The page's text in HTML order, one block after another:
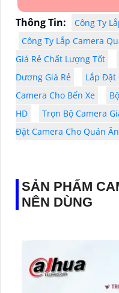
Thông Tin:
Công Ty
Công Ty Lắp Camera
Giá Rẻ Chất Lượng Tốt
Dương Giá Rẻ
Lắp Đặt
Camera Cho Bến Xe
HD
Trọn Bộ Camera
Đặt Camera Cho Quán Ăn
SẢN PHẨM
NÊN DÙNG